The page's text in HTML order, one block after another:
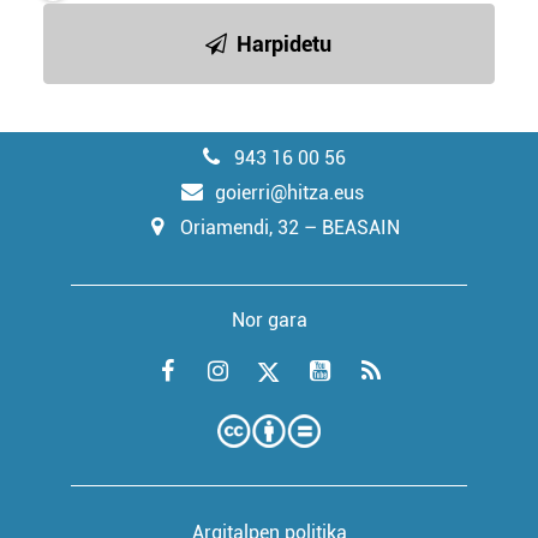
Harpidetu
943 16 00 56
goierri@hitza.eus
Oriamendi, 32 – BEASAIN
Nor gara
Argitalpen politika